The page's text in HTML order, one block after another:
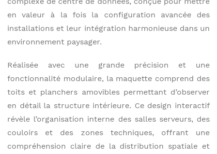
en valeur à la fois la configuration avancée des
installations et leur intégration harmonieuse dans un
environnement paysager.
Réalisée avec une grande précision et une
fonctionnalité modulaire, la maquette comprend des
toits et planchers amovibles permettant d’observer
en détail la structure intérieure. Ce design interactif
révèle l’organisation interne des salles serveurs, des
couloirs et des zones techniques, offrant une
compréhension claire de la distribution spatiale et